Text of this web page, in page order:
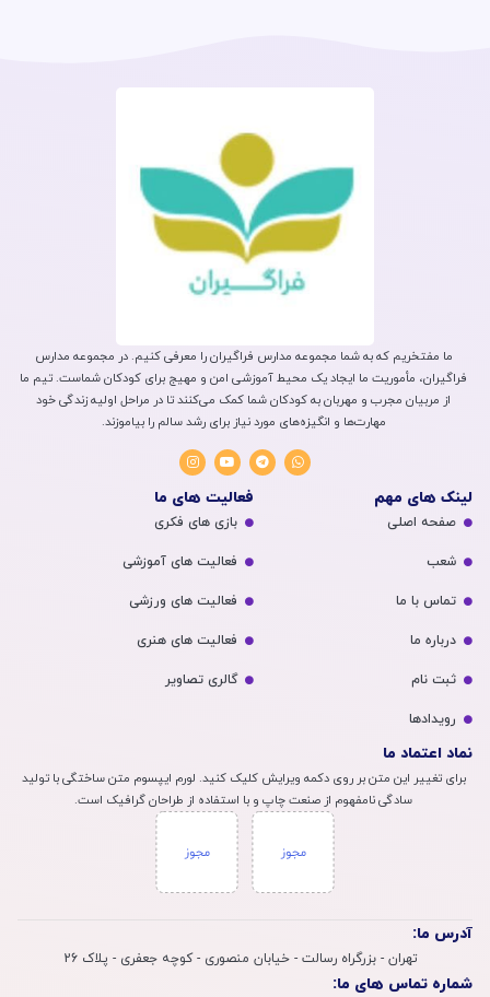
ما مفتخریم که به شما مجموعه مدارس فراگیران را معرفی کنیم. در مجموعه مدارس
فراگیران، مأموریت ما ایجاد یک محیط آموزشی امن و مهیج برای کودکان شماست. تیم ما
از مربیان مجرب و مهربان به کودکان شما کمک می‌کنند تا در مراحل اولیه زندگی خود
مهارت‌ها و انگیزه‌های مورد نیاز برای رشد سالم را بیاموزند.
لینک های مهم
صفحه اصلی
شعب
تماس با ما
درباره ما
ثبت نام
رویداد‌ها
فعالیت های ما
بازی های فکری
فعالیت های آموزشی
فعالیت های ورزشی
فعالیت های هنری
گالری تصاویر
نماد اعتماد ما
برای تغییر این متن بر روی دکمه ویرایش کلیک کنید. لورم ایپسوم متن ساختگی با تولید
سادگی نامفهوم از صنعت چاپ و با استفاده از طراحان گرافیک است.
آدرس ما:
تهران - بزرگراه رسالت - خیابان منصوری - کوچه جعفری - پلاک 26
شماره تماس های ما: